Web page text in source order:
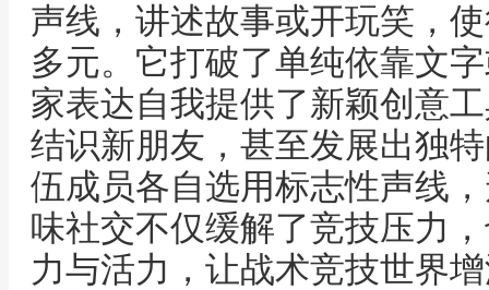
声线，讲述故事或开玩笑，
多元。它打破了单纯依靠文
家表达自我提供了新颖创意
结识新朋友，甚至发展出独
伍成员各自选用标志性声线
味社交不仅缓解了竞技压力
力与活力，让战术竞技世界